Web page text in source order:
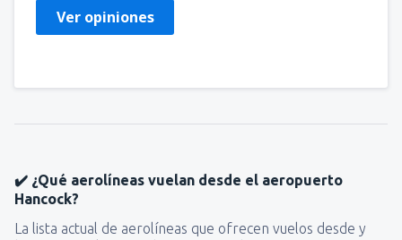
Ver opiniones
✔️ ¿Qué aerolíneas vuelan desde el aeropuerto
Hancock?
La lista actual de aerolíneas que ofrecen vuelos desde y